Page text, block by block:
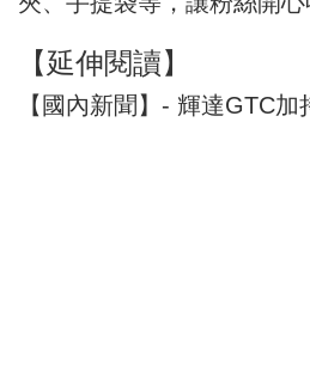
【延伸閱讀】
【國內新聞】- 輝達GTC